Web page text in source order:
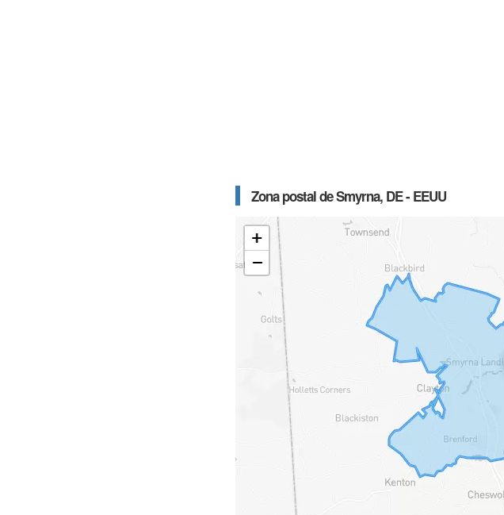
Zona postal de Smyrna, DE - EEUU